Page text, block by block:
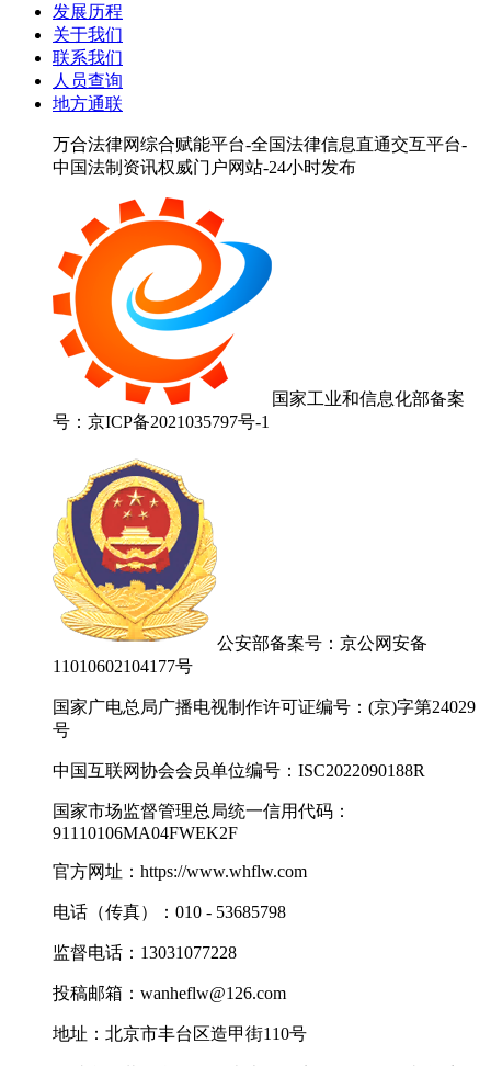
发展历程
关于我们
联系我们
人员查询
地方通联
万合法律网综合赋能平台-全国法律信息直通交互平台-
中国法制资讯权威门户网站-24小时发布
国家工业和信息化部备案
号：京ICP备2021035797号-1
公安部备案号：京公网安备
11010602104177号
国家广电总局广播电视制作许可证编号：(京)字第24029
号
中国互联网协会会员单位编号：ISC2022090188R
国家市场监督管理总局统一信用代码：
91110106MA04FWEK2F
官方网址：https://www.whflw.com
电话（传真）：010 - 53685798
监督电话：13031077228
投稿邮箱：wanheflw@126.com
地址：北京市丰台区造甲街110号